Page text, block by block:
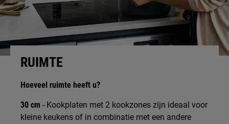
RUIMTE
Hoeveel ruimte heeft u?
30 cm - Kookplaten met 2 kookzones zijn ideaal voor
kleine keukens of in combinatie met een andere